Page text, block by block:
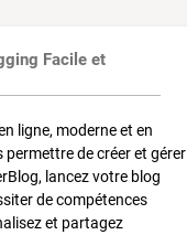
Facile et
ligne, moderne et en
de créer et gérer
lancez votre blog
de compétences
et partagez